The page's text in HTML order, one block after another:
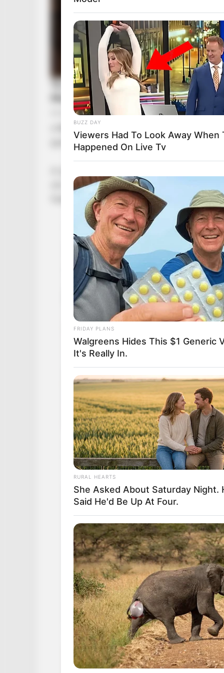
gyanúja nem merült fel.
ott, aki a helyi kórházban dolgozott, mint
fizetni, mivel nem volt annyi bevétele, mint
BUZZ DAY
Viewers Had To Look Away When
Happened On Live Tv
FRIDAY PLANS
Walgreens Hides This $1 Generic
It's Really In.
RURAL HEARTS
She Asked About Saturday Night.
Said He'd Be Up At Four.